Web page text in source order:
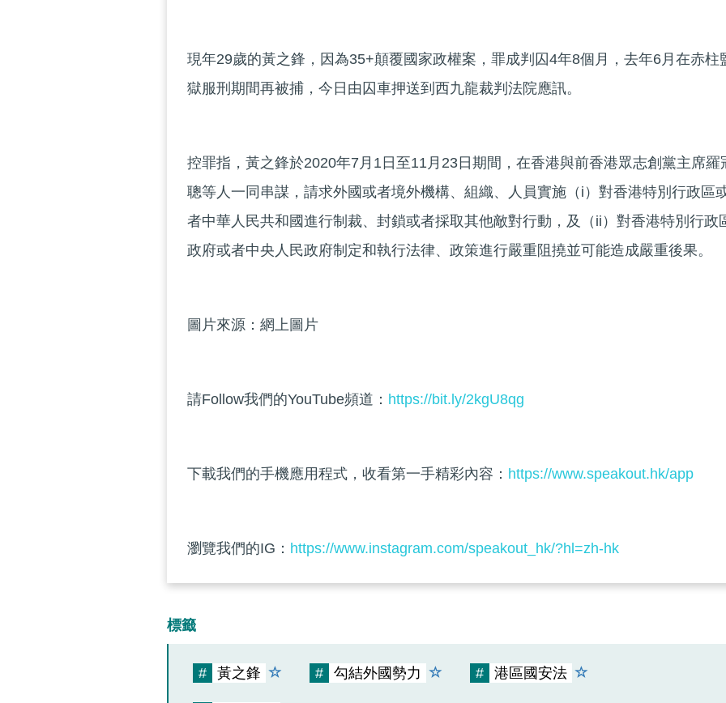
現年29歲的黃之鋒，因為35+顛覆國家政權案，罪成判囚4年8個月，去年6月在赤柱
獄服刑期間再被捕，今日由囚車押送到西九龍裁判法院應訊。
控罪指，黃之鋒於2020年7月1日至11月23日期間，在香港與前香港眾志創黨主席羅
聰等人一同串謀，請求外國或者境外機構、組織、人員實施（i）對香港特別行政區
者中華人民共和國進行制裁、封鎖或者採取其他敵對行動，及（ii）對香港特別行政
政府或者中央人民政府制定和執行法律、政策進行嚴重阻撓並可能造成嚴重後果。
圖片來源：網上圖片
請Follow我們的YouTube頻道： https://bit.ly/2kgU8qg
下載我們的手機應用程式，收看第一手精彩內容： https://www.speakout.hk/app
瀏覽我們的IG： https://www.instagram.com/speakout_hk/?hl=zh-hk
標籤
# 黃之鋒 # 勾結外國勢力 # 港區國安法